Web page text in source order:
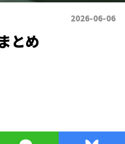
2026-06-06
とめ